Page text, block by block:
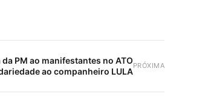
PRÓXIMA
da PM ao manifestantes no ATO
ao companheiro LULA